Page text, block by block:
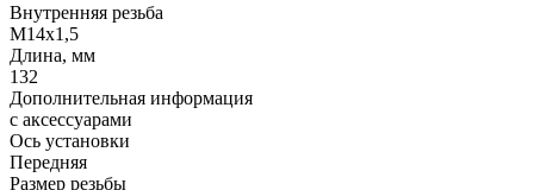
Внутренняя резьба
M14x1,5
Длина, мм
132
Дополнительная информация
с аксессуарами
Ось установки
Передняя
Размер резьбы